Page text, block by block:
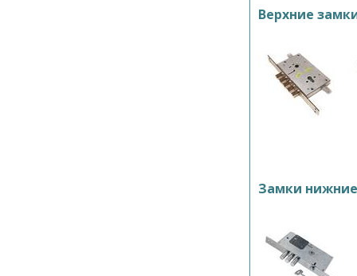
Верхние
Замки нижние